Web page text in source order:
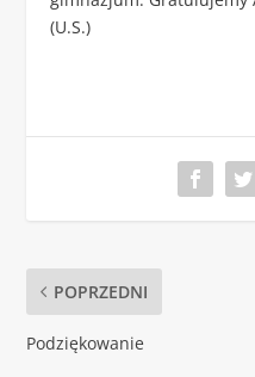
(U.S.)
POPRZEDNI
Podziękowanie